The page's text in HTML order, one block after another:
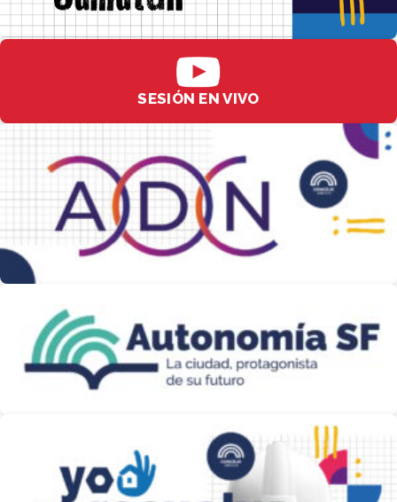
SESIÓN EN VIVO